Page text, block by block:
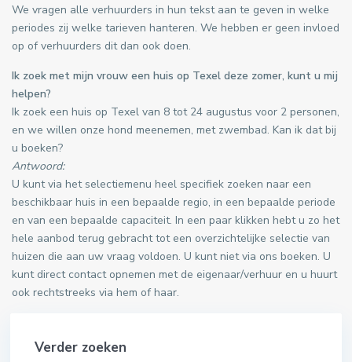
We vragen alle verhuurders in hun tekst aan te geven in welke
periodes zij welke tarieven hanteren. We hebben er geen invloed
op of verhuurders dit dan ook doen.
Ik zoek met mijn vrouw een huis op Texel deze zomer, kunt u mij
helpen?
Ik zoek een huis op Texel van 8 tot 24 augustus voor 2 personen,
en we willen onze hond meenemen, met zwembad. Kan ik dat bij
u boeken?
Antwoord:
U kunt via het selectiemenu heel specifiek zoeken naar een
beschikbaar huis in een bepaalde regio, in een bepaalde periode
en van een bepaalde capaciteit. In een paar klikken hebt u zo het
hele aanbod terug gebracht tot een overzichtelijke selectie van
huizen die aan uw vraag voldoen. U kunt niet via ons boeken. U
kunt direct contact opnemen met de eigenaar/verhuur en u huurt
ook rechtstreeks via hem of haar.
Verder zoeken